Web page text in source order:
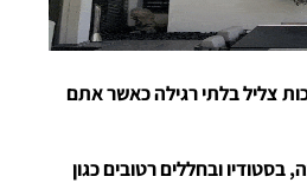
צליל בלתי רגילה כאשר אתם
בסטודיוובחללים רטובים כגון